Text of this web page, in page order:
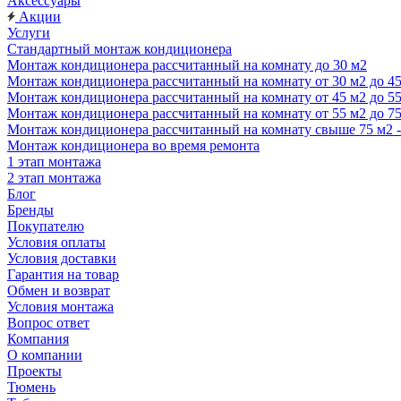
Акции
Услуги
Стандартный монтаж кондиционера
Монтаж кондиционера рассчитанный на комнату до 30 м2
Монтаж кондиционера рассчитанный на комнату от 30 м2 до
Монтаж кондиционера рассчитанный на комнату от 45 м2 до
Монтаж кондиционера рассчитанный на комнату от 55 м2 до
Монтаж кондиционера рассчитанный на комнату свыше 75 м2
Монтаж кондиционера во время ремонта
1 этап монтажа
2 этап монтажа
Блог
Бренды
Покупателю
Условия оплаты
Условия доставки
Гарантия на товар
Обмен и возврат
Условия монтажа
Вопрос ответ
Компания
О компании
Проекты
Тюмень